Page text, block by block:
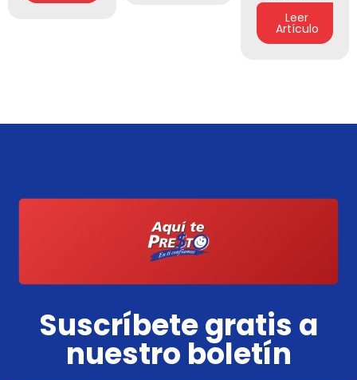
Leer
Artículo
Suscríbete gratis a
nuestro boletín